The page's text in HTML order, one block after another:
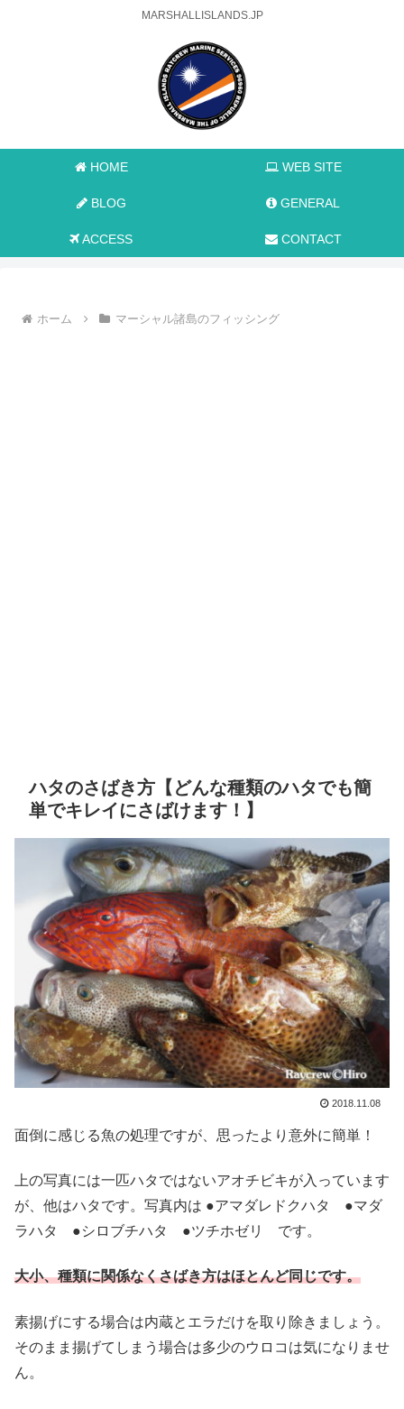
MARSHALLISLANDS.JP
HOME WEB SITE
BLOG GENERAL
ACCESS CONTACT
ホーム マーシャル諸島のフィッシング
ハタのさばき方【どんな種類のハタでも簡
単でキレイにさばけます！】
2018.11.08
面倒に感じる魚の処理ですが、思ったより意外に簡単！
上の写真には一匹ハタではないアオチビキが入っています
が、他はハタです。写真内は ●アマダレドクハタ ●マダ
ラハタ ●シロブチハタ ●ツチホゼリ です。
大小、種類に関係なくさばき方はほとんど同じです。
素揚げにする場合は内蔵とエラだけを取り除きましょう。
そのまま揚げてしまう場合は多少のウロコは気になりませ
ん。